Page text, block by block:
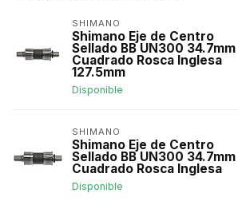
SHIMANO
Shimano Eje de Centro
Sellado BB UN300 34.7mm
Cuadrado Rosca Inglesa
127.5mm
Disponible
SHIMANO
Shimano Eje de Centro
Sellado BB UN300 34.7mm
Cuadrado Rosca Inglesa
Disponible